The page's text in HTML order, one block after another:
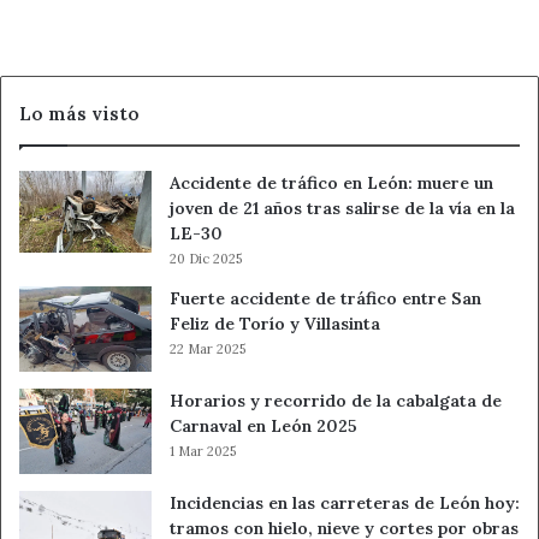
Virgo
Te conviene:aprovechar tu capacidad para detectar
fallos pequeños antes de que crezcan.
Evita:corregir a todos si nadie te ha pedido opinión.
Amor:menos análisis y más escucha sincera.
Trabajo/Dinero:día favorable para ordenar
documentos, pagos y entregas.
Bienestar:no conviertas la perfección en tensión física.
urgente.
Libra
Te conviene:
elegir conversaciones que sumen calma, no
tocomocho
Lo más visto
Accidente de tráfico en León: muere un
joven de 21 años tras salirse de la vía en la
LE-30
20 Dic 2025
Fuerte accidente de tráfico entre San
Feliz de Torío y Villasinta
22 Mar 2025
Horarios y recorrido de la cabalgata de
Carnaval en León 2025
1 Mar 2025
Incidencias en las carreteras de León hoy:
tramos con hielo, nieve y cortes por obras